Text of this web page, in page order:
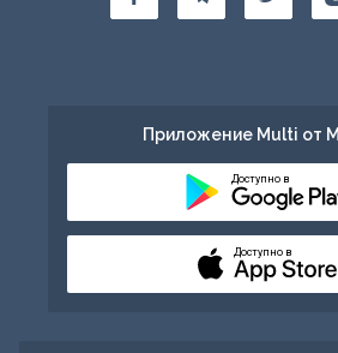
Приложение Multi от
Доступно в
Доступно в